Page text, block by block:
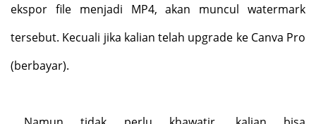
ekspor file menjadi MP4, akan muncul watermark
tersebut. Kecuali jika kalian telah upgrade ke Canva Pro
(berbayar).